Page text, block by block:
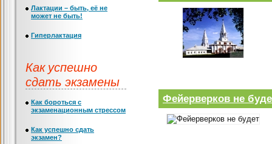
Фейерверков не
Лактации – быть, её не
может не быть!
Гиперлактация
Как успешно
сдать экзамены
Как бороться с
экзаменационным стрессом
Как успешно сдать
экзамен?